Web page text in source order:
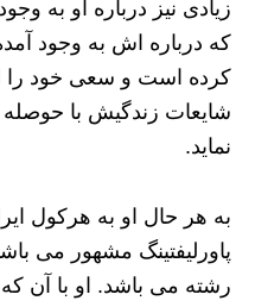
زیادی نیز درباره او به
که درباره اش به وجود
کرده است و سعی خود را
شایعات زندگیش با حوصله
نماید.
به هر حال او به هرکول
پاورلیفتینگ مشهور می